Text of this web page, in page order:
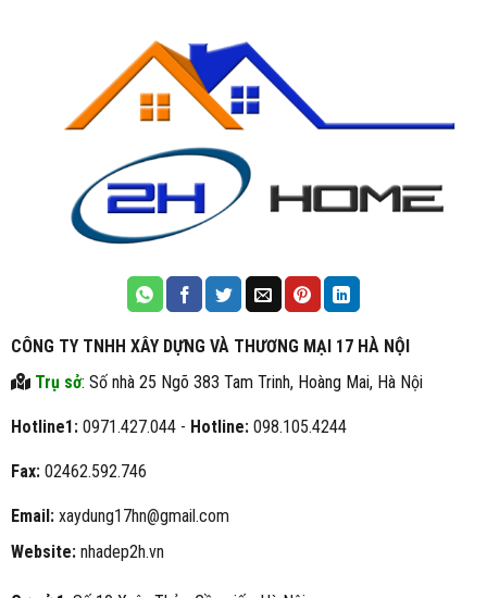
CÔNG TY TNHH XÂY DỰNG VÀ THƯƠNG MẠI 17 HÀ NỘI
Trụ sở: Số nhà 25 Ngõ 383 Tam Trinh, Hoàng Mai, Hà Nội
Hotline1:0971.427.044 - Hotline:098.105.4244
Fax:02462.592.746
Email:xaydung17hn@gmail.com
Website:nhadep2h.vn